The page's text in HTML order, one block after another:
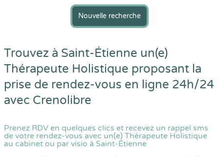
Nouvelle recherche
Trouvez à Saint-Étienne un(e)
Thérapeute Holistique proposant la
prise de rendez-vous en ligne 24h/24
avec Crenolibre
Prenez RDV en quelques clics et recevez un rappel sms
de votre rendez-vous avec un(e) Thérapeute Holistique
au cabinet ou par visio à Saint-Étienne